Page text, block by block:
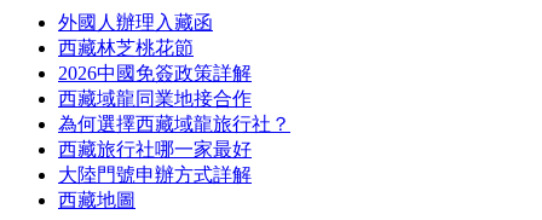
外國人辦理入藏函
西藏林芝桃花節
2026中國免簽政策詳解
西藏域龍同業地接合作
為何選擇西藏域龍旅行社？
西藏旅行社哪一家最好
大陸門號申辦方式詳解
西藏地圖